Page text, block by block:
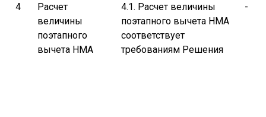
4
Расчет
величины
поэтапного
вычета НМА
4.1. Расчет величины
поэтапного вычета НМА
соответствует
требованиям Решения
-